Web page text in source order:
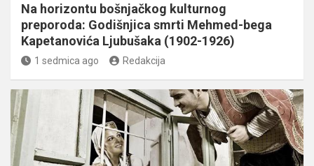
Na horizontu bošnjačkog kulturnog
preporoda: Godišnjica smrti Mehmed-bega
Kapetanovića Ljubušaka (1902-1926)
1 sedmica ago Redakcija